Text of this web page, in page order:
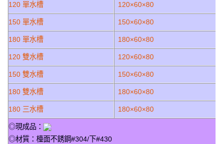
120 單水槽 120×60×80
150 單水槽 150×60×80
180 單水槽 180×60×80
120 雙水槽 120×60×80
150 雙水槽 150×60×80
180 雙水槽 180×60×80
180 三水槽 180×60×80
◎現成品：
◎材質：檯面不銹鋼#304/下#430